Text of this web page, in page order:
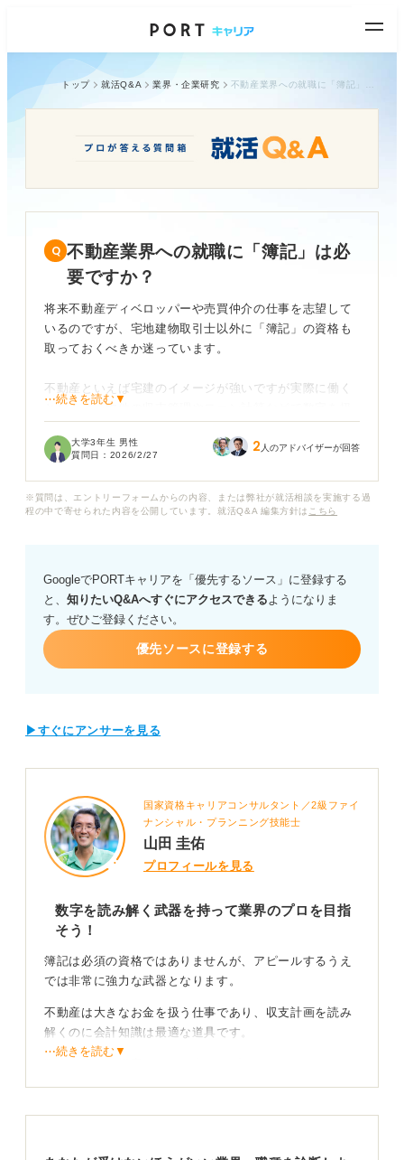
トップ 就活Q&A 業界・企業研究
不動産業界への就職に「簿記」は必
要ですか？
将来不動産ディベロッパーや売買仲介の仕事を志望して
いるのですが、宅地建物取引士以外に「簿記」の資格も
取っておくべきか迷っています。
不動産といえば宅建のイメージが強いですが実際に働く
となると、物件の収支管理やローン計算などで数字を扱
あることは、どれくらい評価されるのでしょうか？
ようなシーンで役立つのか、実感が持てずイメージが湧
不動産業界における簿記の重要性や、履歴書に書くこと
でアピールできる「不動産×会計」の強みの伝え方につい
てアドバイスをお願いします。
⋯続きを読む▼
大学3年生 男性
質問日： 2026/2/27 2 人のアドバイザーが回答
※質問は、エントリーフォームからの内容、または弊社が就活相談を実施する過
程の中で寄せられた内容を公開しています。就活Q&A 編集方針は こちら
GoogleでPORTキャリアを「優先するソース」に登録する
と、 知りたいQ&Aへすぐにアクセスできるようになりま
す。ぜひご登録ください。
優先ソースに登録する
▶すぐにアンサーを見る
国家資格キャリアコンサルタント／2級ファイ
ナンシャル・プランニング技能士
山田 圭佑
プロフィールを見る
数字を読み解く武器を持って業界のプロを目指
そう！
簿記は必須の資格ではありませんが、アピールするうえ
では非常に強力な武器となります。
不動産は大きなお金を扱う仕事であり、収支計画を読み
解くのに会計知識は最適な道具です。
⋯続きを読む▼